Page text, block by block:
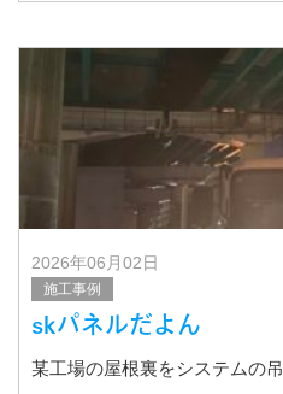
2026年06月02日
施工事例
skパネルだよん
某工場の屋根裏をシステムの